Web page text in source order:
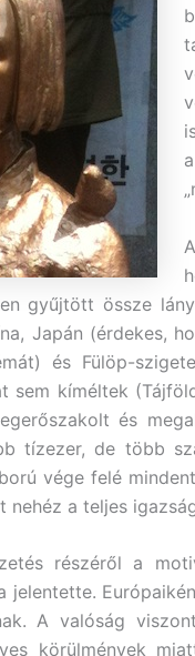
gyűjtött össze
Japán (érdekes,
és Fülöp-
sem kíméltek
és
tízezer, de több
vége felé
nehéz a teljes
részéről a
jelentette.
A valóság
körülmények